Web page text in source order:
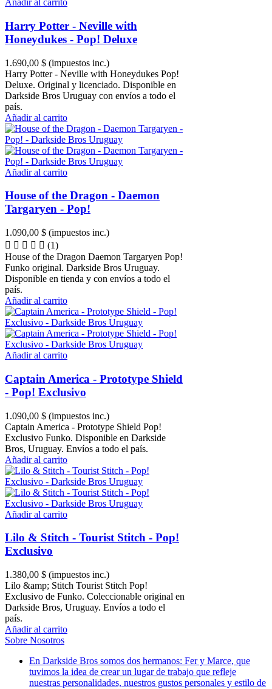
Añadir al carrito
Harry Potter - Neville with
Honeydukes - Pop! Deluxe
1.690,00 $ (impuestos inc.)
Harry Potter - Neville with Honeydukes Pop!
Deluxe. Original y licenciado. Disponible en
Darkside Bros Uruguay con envíos a todo el
país.
Añadir al carrito
Añadir al carrito
House of the Dragon - Daemon
Targaryen - Pop!
1.090,00 $ (impuestos inc.)
(1)
House of the Dragon Daemon Targaryen Pop!
Funko original. Darkside Bros Uruguay.
Disponible en tienda y con envíos a todo el
país.
Añadir al carrito
Añadir al carrito
Captain America - Prototype Shield
- Pop! Exclusivo
1.090,00 $ (impuestos inc.)
Captain America - Prototype Shield Pop!
Exclusivo Funko. Disponible en Darkside
Bros, Uruguay. Envíos a todo el país.
Añadir al carrito
Añadir al carrito
Lilo & Stitch - Tourist Stitch - Pop!
Exclusivo
1.380,00 $ (impuestos inc.)
Lilo &amp; Stitch Tourist Stitch Pop!
Exclusivo de Funko. Coleccionable original en
Darkside Bros, Uruguay. Envíos a todo el
país.
Añadir al carrito
Sobre Nosotros
En Darkside Bros somos dos hermanos: Fer y Marce, que
tuvimos la idea de crear un lugar de trabajo que refleje
nuestras personalidades, nuestros gustos personales y estilo de